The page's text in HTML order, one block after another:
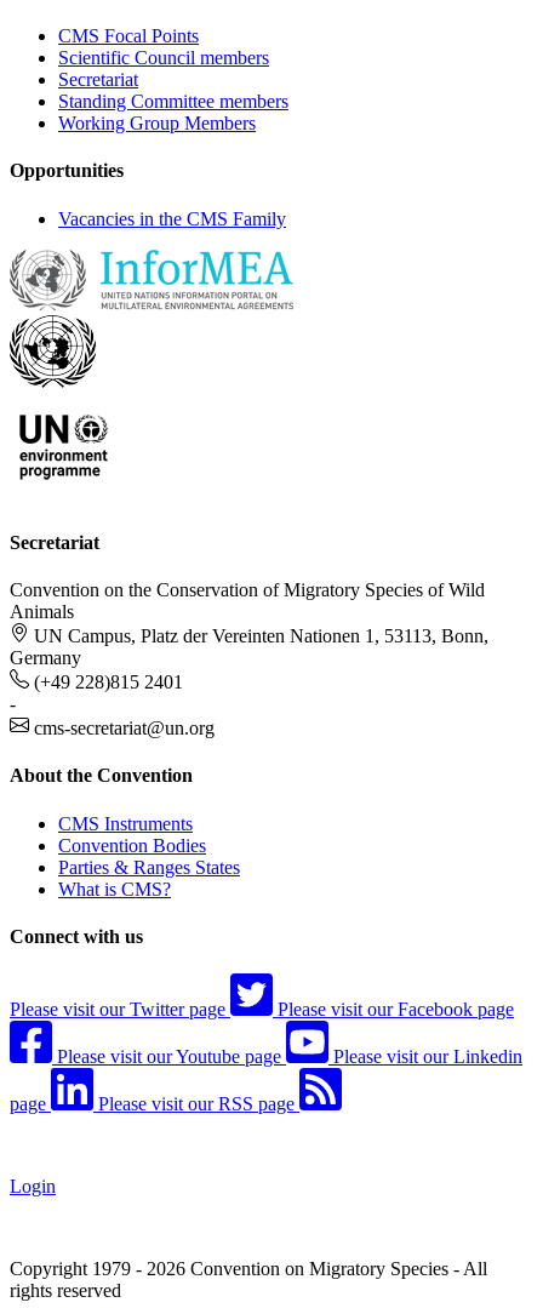
CMS Focal Points
Scientific Council members
Secretariat
Standing Committee members
Working Group Members
Opportunities
Vacancies in the CMS Family
Secretariat
Convention on the Conservation of Migratory Species of Wild
Animals
UN Campus, Platz der Vereinten Nationen 1, 53113, Bonn,
Germany
(+49 228)815 2401
-
cms-secretariat@un.org
About the Convention
CMS Instruments
Convention Bodies
Parties & Ranges States
What is CMS?
Connect with us
Please visit our Twitter page Please visit our Facebook page
Please visit our Youtube page Please visit our Linkedin
page Please visit our RSS page
Login
Copyright 1979 - 2026 Convention on Migratory Species - All
rights reserved